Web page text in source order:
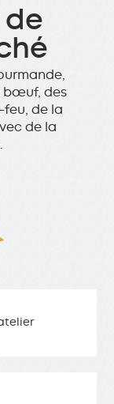
bœuf, des
de la
de la